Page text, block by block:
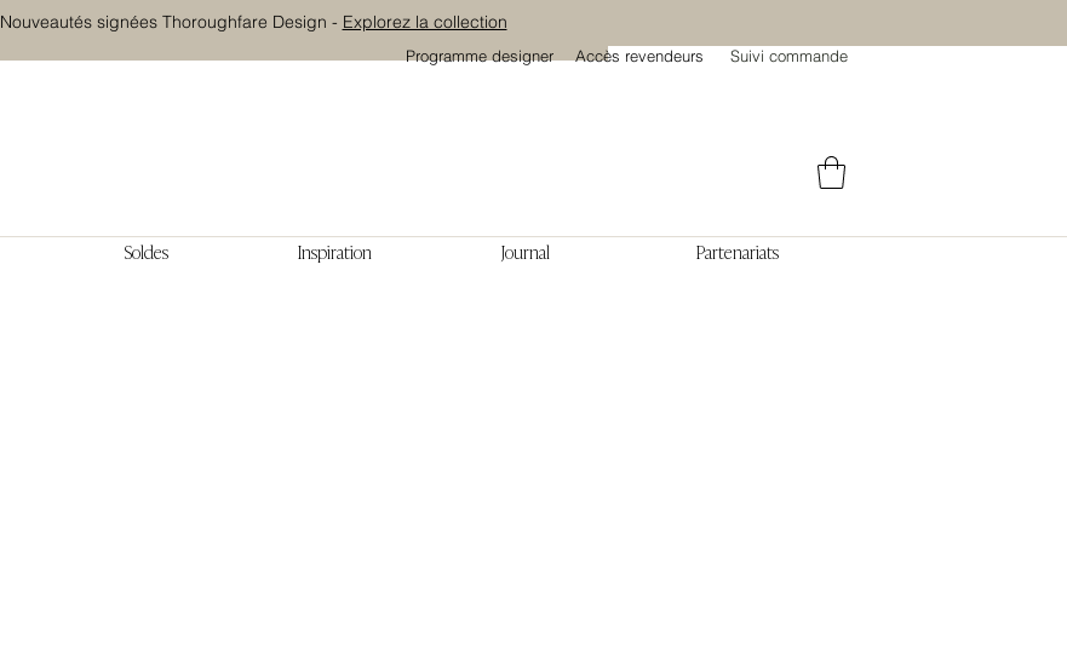
Nouveautés signées Thoroughfare Design - Explorez la collection
Programme designer Accès revendeurs Suivi commande
Soldes Inspiration Journal Partenariats